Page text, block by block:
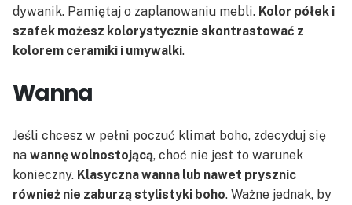
dywanik. Pamiętaj o zaplanowaniu mebli. Kolor półek i
szafek możesz kolorystycznie skontrastować z
kolorem ceramiki i umywalki.
Wanna
Jeśli chcesz w pełni poczuć klimat boho, zdecyduj się
na wannę wolnostojącą, choć nie jest to warunek
konieczny. Klasyczna wanna lub nawet prysznic
również nie zaburzą stylistyki boho. Ważne jednak, by